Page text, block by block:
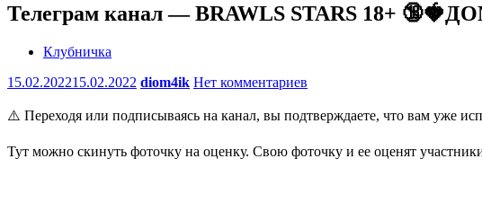
Телеграм канал — BRAWLS STARS 18+
Клубничка
15.02.202215.02.2022 diom4ik Нет комментариев
⚠️ Переходя или подписываясь на канал, вы подтверждаете, что вам уже
Тут можно скинуть фоточку на оценку. Свою фоточку и ее оценят